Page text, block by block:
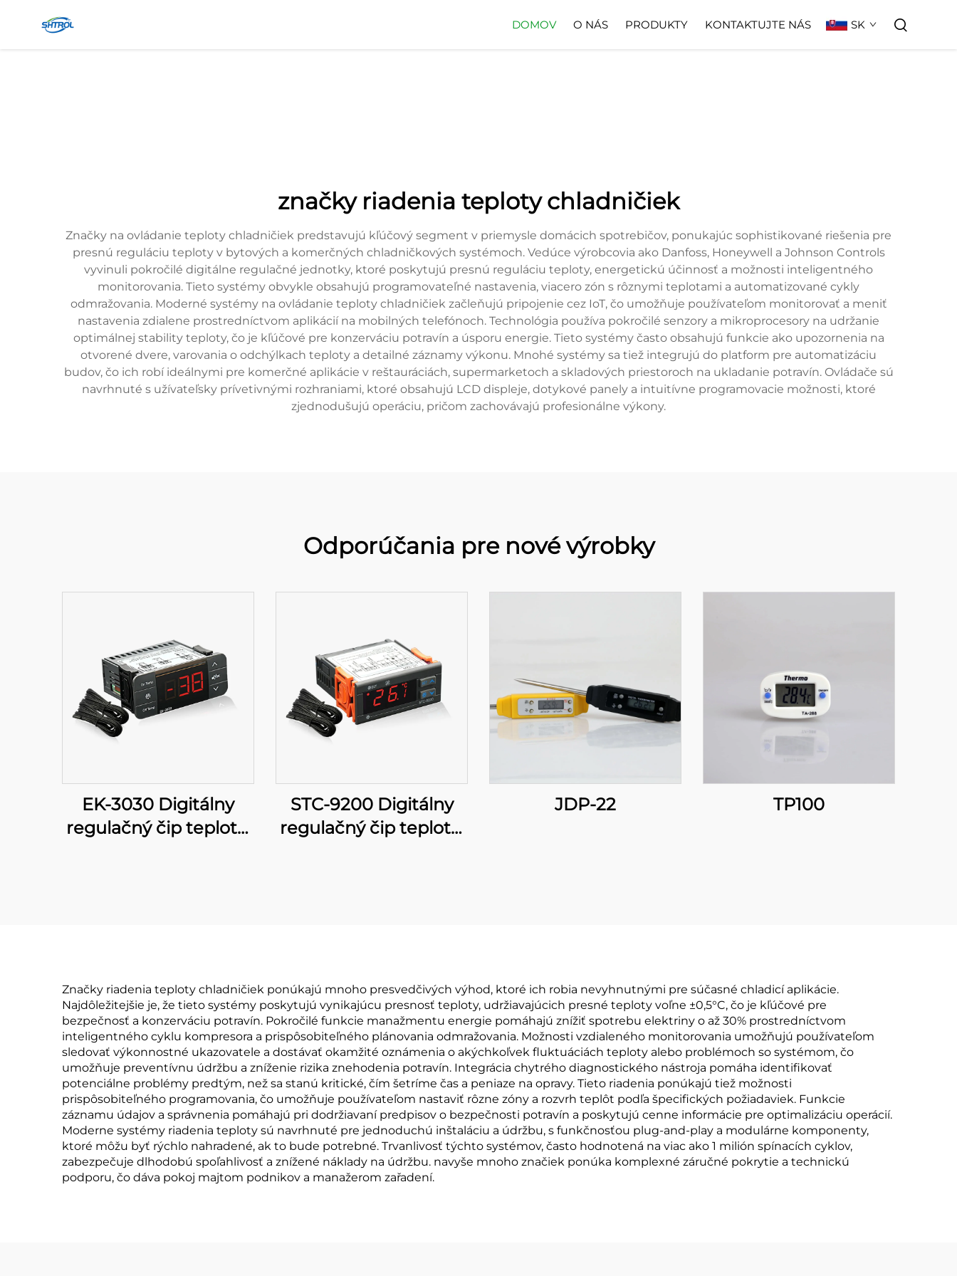
DOMOV O NÁS PRODUKTY KONTAKTUJTE NÁS SK
značky riadenia teploty chladničiek
Značky na ovládanie teploty chladničiek predstavujú kľúčový segment v priemysle domácich spotrebičov, ponukajúc sophistikované riešenia pre
presnú reguláciu teploty v bytových a komerčných chladničkových systémoch. Vedúce výrobcovia ako Danfoss, Honeywell a Johnson Controls
vyvinuli pokročilé digitálne regulačné jednotky, ktoré poskytujú presnú reguláciu teploty, energetickú účinnosť a možnosti inteligentného
monitorovania. Tieto systémy obvykle obsahujú programovateľné nastavenia, viacero zón s rôznymi teplotami a automatizované cykly
odmražovania. Moderné systémy na ovládanie teploty chladničiek začleňujú pripojenie cez IoT, čo umožňuje používateľom monitorovať a meniť
nastavenia zdialene prostredníctvom aplikácií na mobilných telefónoch. Technológia používa pokročilé senzory a mikroprocesory na udržanie
optimálnej stability teploty, čo je kľúčové pre konzerváciu potravín a úsporu energie. Tieto systémy často obsahujú funkcie ako upozornenia na
otvorené dvere, varovania o odchýlkach teploty a detailné záznamy výkonu. Mnohé systémy sa tiež integrujú do platform pre automatizáciu
budov, čo ich robí ideálnymi pre komerčné aplikácie v reštauráciách, supermarketoch a skladových priestoroch na ukladanie potravín. Ovládače sú
navrhnuté s užívateľsky prívetivnými rozhraniami, ktoré obsahujú LCD displeje, dotykové panely a intuitívne programovacie možnosti, ktoré
zjednodušujú operáciu, pričom zachovávajú profesionálne výkony.
Odporúčania pre nové výrobky
EK-3030 Digitálny
regulačný čip teploty:
STC-9200 Digitálny
regulačný čip teploty:
JDP-22 TP100
Značky riadenia teploty chladničiek ponúkajú mnoho presvedčivých výhod, ktoré ich robia nevyhnutnými pre súčasné chladicí aplikácie.
Najdôležitejšie je, že tieto systémy poskytujú vynikajúcu presnosť teploty, udržiavajúcich presné teploty voľne ±0,5°C, čo je kľúčové pre
bezpečnosť a konzerváciu potravín. Pokročilé funkcie manažmentu energie pomáhajú znížiť spotrebu elektriny o až 30% prostredníctvom
inteligentného cyklu kompresora a prispôsobiteľného plánovania odmražovania. Možnosti vzdialeného monitorovania umožňujú používateľom
sledovať výkonnostné ukazovatele a dostávať okamžité oznámenia o akýchkoľvek fluktuáciách teploty alebo problémoch so systémom, čo
umožňuje preventívnu údržbu a zníženie rizika znehodenia potravín. Integrácia chytrého diagnostického nástroja pomáha identifikovať
potenciálne problémy predtým, než sa stanú kritické, čím šetríme čas a peniaze na opravy. Tieto riadenia ponúkajú tiež možnosti
prispôsobiteľného programovania, čo umožňuje používateľom nastaviť rôzne zóny a rozvrh teplôt podľa špecifických požiadaviek. Funkcie
záznamu údajov a správnenia pomáhajú pri dodržiavaní predpisov o bezpečnosti potravín a poskytujú cenne informácie pre optimalizáciu operácií.
Moderne systémy riadenia teploty sú navrhnuté pre jednoduchú inštaláciu a údržbu, s funkčnosťou plug-and-play a modulárne komponenty,
ktoré môžu byť rýchlo nahradené, ak to bude potrebné. Trvanlivosť týchto systémov, často hodnotená na viac ako 1 milión spínacích cyklov,
zabezpečuje dlhodobú spoľahlivosť a znížené náklady na údržbu. navyše mnoho značiek ponúka komplexné záručné pokrytie a technickú
podporu, čo dáva pokoj majtom podnikov a manažerom zařadení.